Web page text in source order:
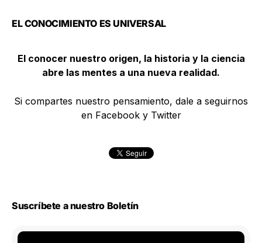
EL CONOCIMIENTO ES UNIVERSAL
El conocer nuestro origen, la historia y la ciencia
abre las mentes a una nueva realidad.
Si compartes nuestro pensamiento, dale a seguirnos
en Facebook y Twitter
Suscríbete a nuestro Boletín